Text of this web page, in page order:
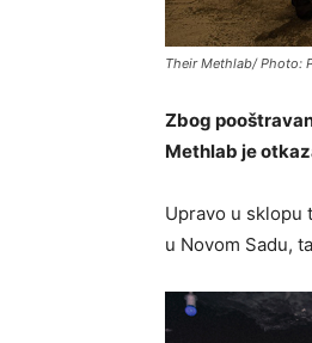
Their Methlab/ Photo:
Zbog
Methlab je
Upravo u sklopu
u Novom Sadu,